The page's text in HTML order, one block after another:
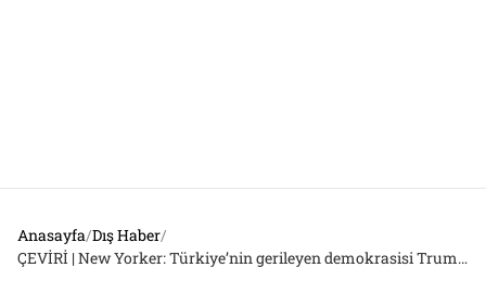
Anasayfa/Dış Haber/
ÇEVİRİ | New Yorker: Türkiye’nin gerileyen demokrasisi Trump’ın Amerika’sına bir model teşkil edebilir mi?